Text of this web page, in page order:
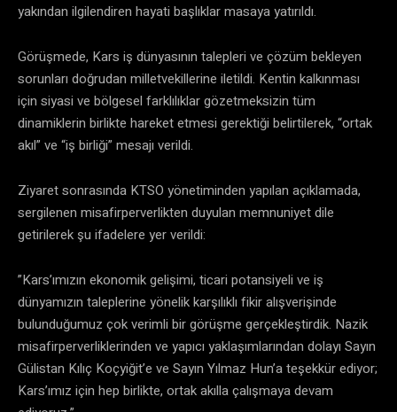
yakından ilgilendiren hayati başlıklar masaya yatırıldı.
​Görüşmede, Kars iş dünyasının talepleri ve çözüm bekleyen
sorunları doğrudan milletvekillerine iletildi. Kentin kalkınması
için siyasi ve bölgesel farklılıklar gözetmeksizin tüm
dinamiklerin birlikte hareket etmesi gerektiği belirtilerek, “ortak
akıl” ve “iş birliği” mesajı verildi.
​Ziyaret sonrasında KTSO yönetiminden yapılan açıklamada,
sergilenen misafirperverlikten duyulan memnuniyet dile
getirilerek şu ifadelere yer verildi:
​”Kars’ımızın ekonomik gelişimi, ticari potansiyeli ve iş
dünyamızın taleplerine yönelik karşılıklı fikir alışverişinde
bulunduğumuz çok verimli bir görüşme gerçekleştirdik. Nazik
misafirperverliklerinden ve yapıcı yaklaşımlarından dolayı Sayın
Gülistan Kılıç Koçyiğit’e ve Sayın Yılmaz Hun’a teşekkür ediyor;
Kars’ımız için hep birlikte, ortak akılla çalışmaya devam